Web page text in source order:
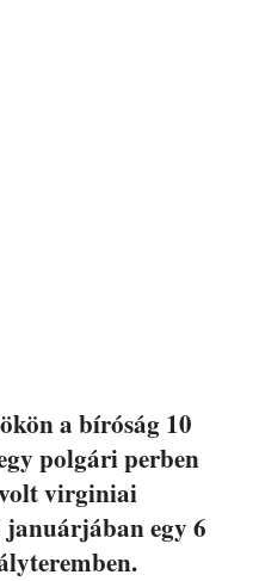
a bíróság 10
polgári perben
virginiai
egy 6